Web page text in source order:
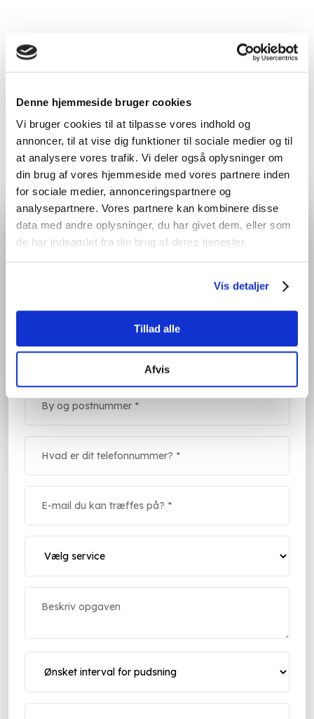
Denne hjemmeside bruger cookies
Vi bruger cookies til at tilpasse vores indhold og
annoncer, til at vise dig funktioner til sociale medier og til
at analysere vores trafik. Vi deler også oplysninger om
din brug af vores hjemmeside med vores partnere inden
for sociale medier, annonceringspartnere og
analysepartnere. Vores partnere kan kombinere disse
data med andre oplysninger, du har givet dem, eller som
de har indsamlet fra din brug af deres tjenester.
Vis detaljer
Tillad alle
Afvis
HØR MERE OM FACADERENSNING HER
Har du nogle spørgsmål til facaderensning, eller ønsker
du at høre mere om, hvad jeg hos RensDjurs kan tilbyde?
Så er du meget velkommen til at kontakte mig. Jeg
kommer gerne ud og besigtiger din opgave, hvorefter
jeg kan beregne et uforpligtende tilbud og en pris på
facaderensning.
Jeg ser frem til at høre fra dig.
ØNSKER DU ET GODT TILBUD?
Udfyld formularen her og så vender jeg retur med et tilbud